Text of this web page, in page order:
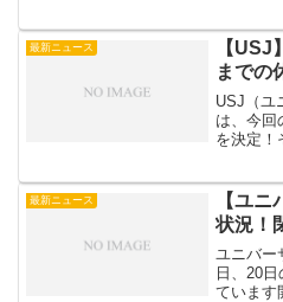
さてコ
たチケ
最新ニュース
【USJ
までの
USJ（ユ
は、今回
を決定！
ナの影
22日まで
最新ニュース
【ユ
状況！
ユニバー
日、20
ています